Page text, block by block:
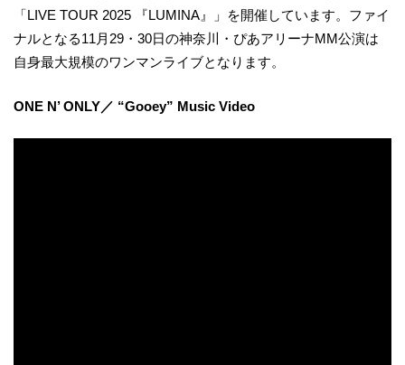
「LIVE TOUR 2025 『LUMINA』」を開催しています。ファイ
ナルとなる11月29・30日の神奈川・ぴあアリーナMM公演は
自身最大規模のワンマンライブとなります。
ONE N’ ONLY／ “Gooey” Music Video